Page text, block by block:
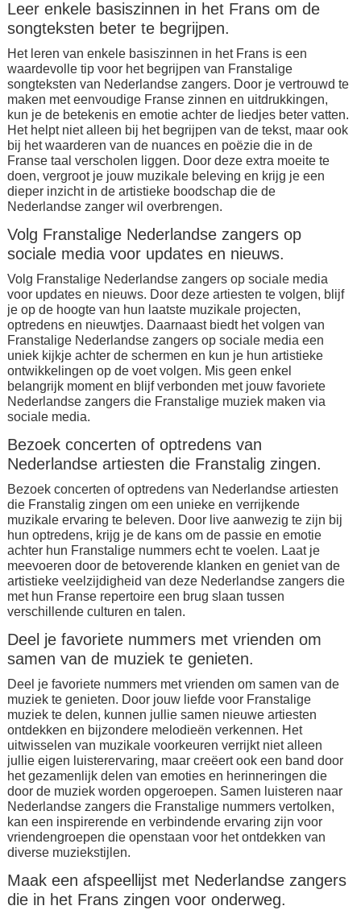
Leer enkele basiszinnen in het Frans om de
songteksten beter te begrijpen.
Het leren van enkele basiszinnen in het Frans is een
waardevolle tip voor het begrijpen van Franstalige
songteksten van Nederlandse zangers. Door je vertrouwd te
maken met eenvoudige Franse zinnen en uitdrukkingen,
kun je de betekenis en emotie achter de liedjes beter vatten.
Het helpt niet alleen bij het begrijpen van de tekst, maar ook
bij het waarderen van de nuances en poëzie die in de
Franse taal verscholen liggen. Door deze extra moeite te
doen, vergroot je jouw muzikale beleving en krijg je een
dieper inzicht in de artistieke boodschap die de
Nederlandse zanger wil overbrengen.
Volg Franstalige Nederlandse zangers op
sociale media voor updates en nieuws.
Volg Franstalige Nederlandse zangers op sociale media
voor updates en nieuws. Door deze artiesten te volgen, blijf
je op de hoogte van hun laatste muzikale projecten,
optredens en nieuwtjes. Daarnaast biedt het volgen van
Franstalige Nederlandse zangers op sociale media een
uniek kijkje achter de schermen en kun je hun artistieke
ontwikkelingen op de voet volgen. Mis geen enkel
belangrijk moment en blijf verbonden met jouw favoriete
Nederlandse zangers die Franstalige muziek maken via
sociale media.
Bezoek concerten of optredens van
Nederlandse artiesten die Franstalig zingen.
Bezoek concerten of optredens van Nederlandse artiesten
die Franstalig zingen om een unieke en verrijkende
muzikale ervaring te beleven. Door live aanwezig te zijn bij
hun optredens, krijg je de kans om de passie en emotie
achter hun Franstalige nummers echt te voelen. Laat je
meevoeren door de betoverende klanken en geniet van de
artistieke veelzijdigheid van deze Nederlandse zangers die
met hun Franse repertoire een brug slaan tussen
verschillende culturen en talen.
Deel je favoriete nummers met vrienden om
samen van de muziek te genieten.
Deel je favoriete nummers met vrienden om samen van de
muziek te genieten. Door jouw liefde voor Franstalige
muziek te delen, kunnen jullie samen nieuwe artiesten
ontdekken en bijzondere melodieën verkennen. Het
uitwisselen van muzikale voorkeuren verrijkt niet alleen
jullie eigen luisterervaring, maar creëert ook een band door
het gezamenlijk delen van emoties en herinneringen die
door de muziek worden opgeroepen. Samen luisteren naar
Nederlandse zangers die Franstalige nummers vertolken,
kan een inspirerende en verbindende ervaring zijn voor
vriendengroepen die openstaan voor het ontdekken van
diverse muziekstijlen.
Maak een afspeellijst met Nederlandse zangers
die in het Frans zingen voor onderweg.